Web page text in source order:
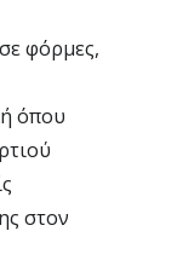
φόρμες,
όπου
στον